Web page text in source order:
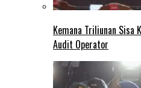
Kemana Triliunan Sisa
Audit Operator